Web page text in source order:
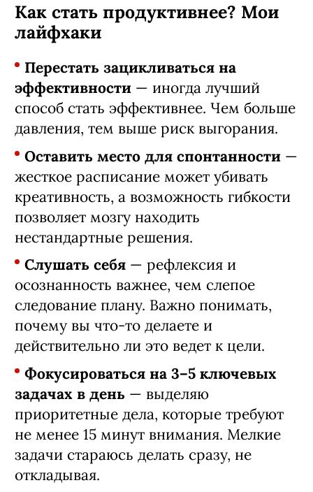
Как стать продуктивнее? Мои
лайфхаки
Перестать зацикливаться на
эффективности — иногда лучший
способ стать эффективнее. Чем больше
давления, тем выше риск выгорания.
Оставить место для спонтанности —
жесткое расписание может убивать
креативность, а возможность гибкости
позволяет мозгу находить
нестандартные решения.
Слушать себя — рефлексия и
осознанность важнее, чем слепое
следование плану. Важно понимать,
почему вы что-то делаете и
действительно ли это ведет к цели.
Фокусироваться на 3–5 ключевых
задачах в день — выделяю
приоритетные дела, которые требуют
не менее 15 минут внимания. Мелкие
задачи стараюсь делать сразу, не
откладывая.